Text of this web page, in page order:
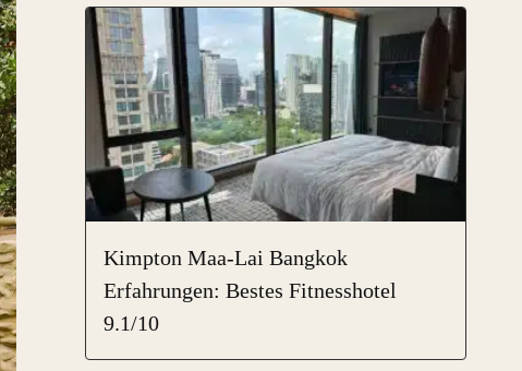
Kimpton Maa-Lai Bangkok
Erfahrungen: Bestes Fitnesshotel
9.1/10